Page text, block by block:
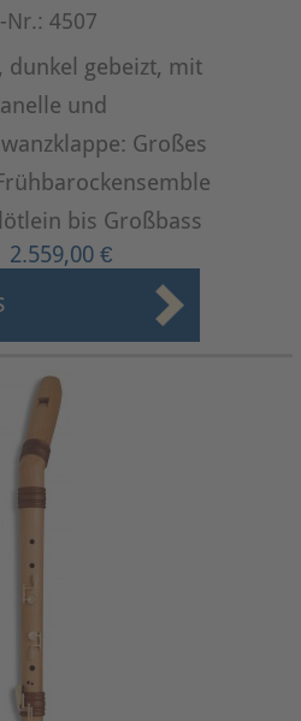
Nr.: 4507
dunkel gebeizt, mit
und
Großes
bis Großbass
2.559,00 €